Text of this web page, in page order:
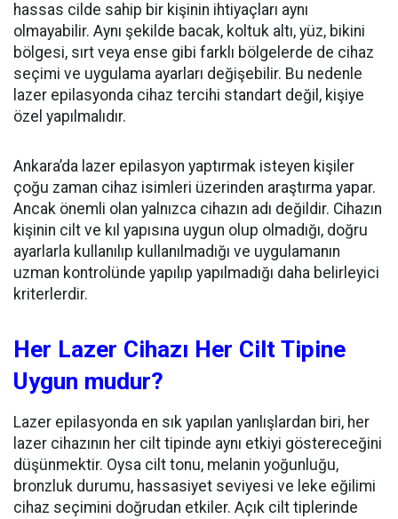
hassas cilde sahip bir kişinin ihtiyaçları aynı
olmayabilir. Aynı şekilde bacak, koltuk altı, yüz, bikini
bölgesi, sırt veya ense gibi farklı bölgelerde de cihaz
seçimi ve uygulama ayarları değişebilir. Bu nedenle
lazer epilasyonda cihaz tercihi standart değil, kişiye
özel yapılmalıdır.
Ankara’da lazer epilasyon yaptırmak isteyen kişiler
çoğu zaman cihaz isimleri üzerinden araştırma yapar.
Ancak önemli olan yalnızca cihazın adı değildir. Cihazın
kişinin cilt ve kıl yapısına uygun olup olmadığı, doğru
ayarlarla kullanılıp kullanılmadığı ve uygulamanın
uzman kontrolünde yapılıp yapılmadığı daha belirleyici
kriterlerdir.
Her Lazer Cihazı Her Cilt Tipine
Uygun mudur?
Lazer epilasyonda en sık yapılan yanlışlardan biri, her
lazer cihazının her cilt tipinde aynı etkiyi göstereceğini
düşünmektir. Oysa cilt tonu, melanin yoğunluğu,
bronzluk durumu, hassasiyet seviyesi ve leke eğilimi
cihaz seçimini doğrudan etkiler. Açık cilt tiplerinde